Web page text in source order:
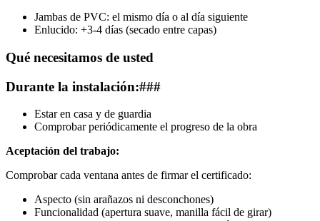
Jambas de PVC: el mismo día o al día siguiente
Enlucido: +3-4 días (secado entre capas)
Qué necesitamos de usted
Durante la instalación:###
Estar en casa y de guardia
Comprobar periódicamente el progreso de la obra
Aceptación del trabajo:
Comprobar cada ventana antes de firmar el certificado:
Aspecto (sin arañazos ni desconchones)
Funcionalidad (apertura suave, manilla fácil de girar)